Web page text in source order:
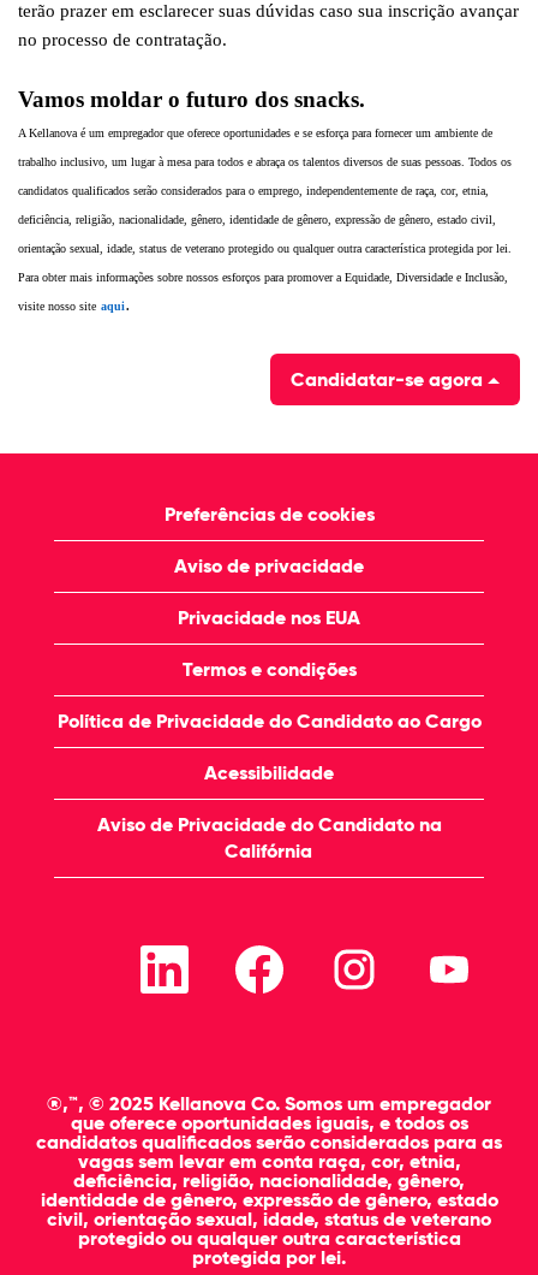
terão prazer em esclarecer suas dúvidas caso sua inscrição avançar
no processo de contratação.
Vamos moldar o futuro dos snacks.
A Kellanova é um empregador que oferece oportunidades e se esforça para fornecer um ambiente de
trabalho inclusivo, um lugar à mesa para todos e abraça os talentos diversos de suas pessoas. Todos os
candidatos qualificados serão considerados para o emprego, independentemente de raça, cor, etnia,
deficiência, religião, nacionalidade, gênero, identidade de gênero, expressão de gênero, estado civil,
orientação sexual, idade, status de veterano protegido ou qualquer outra característica protegida por lei.
Para obter mais informações sobre nossos esforços para promover a Equidade, Diversidade e Inclusão,
visite nosso site aqui.
Candidatar-se agora
Preferências de cookies
Aviso de privacidade
Privacidade nos EUA
Termos e condições
Política de Privacidade do Candidato ao Cargo
Acessibilidade
Aviso de Privacidade do Candidato na
Califórnia
A
r
a
n
o
v
a
g
u
i
a
A
b
a
n
o
v
a
g
u
i
a
b
a
n
o
v
a
g
u
i
a
b
a
n
o
v
a
g
u
i
®,™, © 2025 Kellanova Co. Somos um empregador
que oferece oportunidades iguais, e todos os
candidatos qualificados serão considerados para as
vagas sem levar em conta raça, cor, etnia,
deficiência, religião, nacionalidade, gênero,
identidade de gênero, expressão de gênero, estado
civil, orientação sexual, idade, status de veterano
protegido ou qualquer outra característica
protegida por lei.